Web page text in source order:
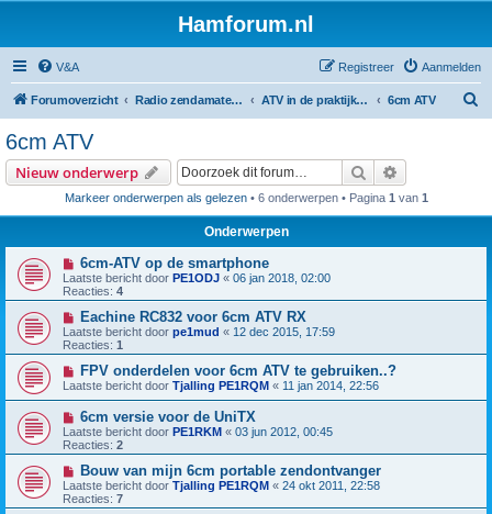
Hamforum.nl
V&A Aanmelden
Registreer
Forumoverzicht Radio zendamateur, luisteramateur en elektronica zelfbouw ATV in de praktijk en zelfbouw 6cm ATV
6cm ATV
Nieuw onderwerp Zoek
Markeer onderwerpen als gelezen• 6 onderwerpen • Pagina 1 van 1
Onderwerpen
6cm-ATV op de smartphone
Laatste bericht door PE1ODJ « 06 jan 2018, 02:00
Reacties: 4
Eachine RC832 voor 6cm ATV RX
Laatste bericht door pe1mud « 12 dec 2015, 17:59
Reacties: 1
FPV onderdelen voor 6cm ATV te gebruiken..?
Laatste bericht door Tjalling PE1RQM « 11 jan 2014, 22:56
6cm versie voor de UniTX
Laatste bericht door PE1RKM « 03 jun 2012, 00:45
Reacties: 2
Bouw van mijn 6cm portable zendontvanger
Laatste bericht door Tjalling PE1RQM « 24 okt 2011, 22:58
Reacties: 7